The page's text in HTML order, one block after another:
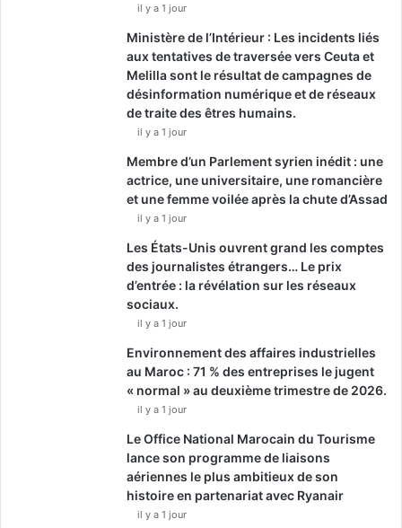
il y a 1 jour
Ministère de l’Intérieur : Les incidents liés
aux tentatives de traversée vers Ceuta et
Melilla sont le résultat de campagnes de
désinformation numérique et de réseaux
de traite des êtres humains.
il y a 1 jour
Membre d’un Parlement syrien inédit : une
actrice, une universitaire, une romancière
et une femme voilée après la chute d’Assad
il y a 1 jour
Les États-Unis ouvrent grand les comptes
des journalistes étrangers… Le prix
d’entrée : la révélation sur les réseaux
sociaux.
il y a 1 jour
Environnement des affaires industrielles
au Maroc : 71 % des entreprises le jugent
« normal » au deuxième trimestre de 2026.
il y a 1 jour
Le Office National Marocain du Tourisme
lance son programme de liaisons
aériennes le plus ambitieux de son
histoire en partenariat avec Ryanair
il y a 1 jour